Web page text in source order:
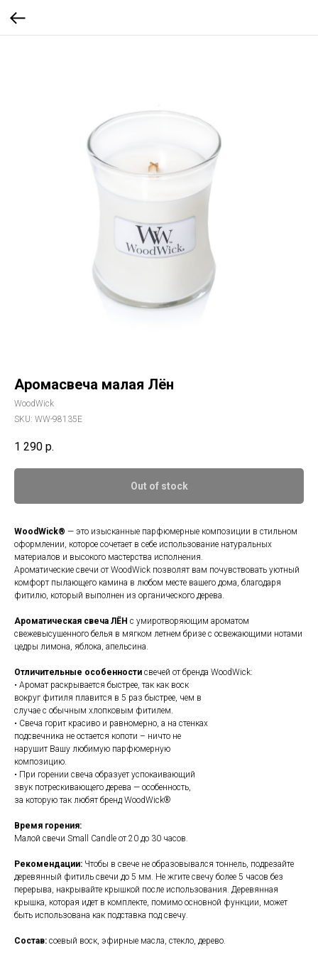
Аромасвеча малая Лён
WoodWick
SKU: WW-98135E
1 290 р.
Out of stock
WoodWick® — это изысканные парфюмерные композиции в стильном
оформлении, которое сочетает в себе использование натуральных
материалов и высокого мастерства исполнения.
Ароматические свечи от WoodWick позволят вам почувствовать уютный
комфорт пылающего камина в любом месте вашего дома, благодаря
фитилю, который выполнен из органического дерева.
Ароматическая свеча ЛЁН c умиротворяющим ароматом
свежевысушенного белья в мягком летнем бризе с освежающими нотами
цедры лимона, яблока, апельсина.
Отличительные особенности свечей от бренда WoodWick:
• Аромат раскрывается быстрее, так как воск
вокруг фитиля плавится в 5 раз быстрее, чем в
случае с обычным хлопковым фитилем.
• Свеча горит красиво и равномерно, а на стенках
подсвечника не остается копоти – ничто не
нарушит Вашу любимую парфюмерную
композицию.
• При горении свеча образует успокаивающий
звук потрескивающего дерева — особенность,
за которую так любят бренд WoodWick®
Время горения:
Малой свечи Small Candle от 20 до 30 часов.
Рекомендации: Чтобы в свече не образовывался тоннель, подрезайте
деревянный фитиль свечи до 5 мм. Не жгите свечу более 5 часов без
перерыва, накрывайте крышкой после использования. Деревянная
крышка, которая идет в комплекте, помимо основной функции, может
быть использована как подставка под свечу.
Состав: соевый воск, эфирные масла, стекло, дерево.